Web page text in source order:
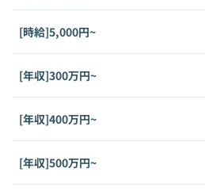
[時給]5,000円~
[年収]300万円~
[年収]400万円~
[年収]500万円~